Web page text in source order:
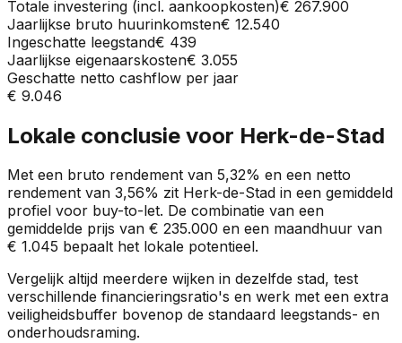
Totale investering (incl. aankoopkosten)€ 267.900
Jaarlijkse bruto huurinkomsten€ 12.540
Ingeschatte leegstand€ 439
Jaarlijkse eigenaarskosten€ 3.055
Geschatte netto cashflow per jaar
€ 9.046
Lokale conclusie voor Herk-de-Stad
Met een bruto rendement van 5,32% en een netto
rendement van 3,56% zit Herk-de-Stad in een gemiddeld
profiel voor buy-to-let. De combinatie van een
gemiddelde prijs van € 235.000 en een maandhuur van
€ 1.045 bepaalt het lokale potentieel.
Vergelijk altijd meerdere wijken in dezelfde stad, test
verschillende financieringsratio's en werk met een extra
veiligheidsbuffer bovenop de standaard leegstands- en
onderhoudsraming.